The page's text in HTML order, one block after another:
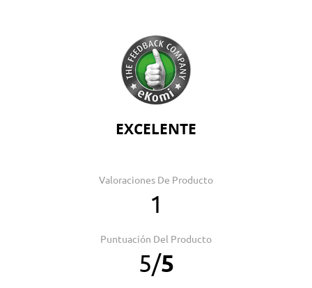
EXCELENTE
Valoraciones De Producto
1
Puntuación Del Producto
5/5